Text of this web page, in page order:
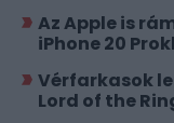
Az Apple is
iPhone 20
Vérfarkasok
Lord of the